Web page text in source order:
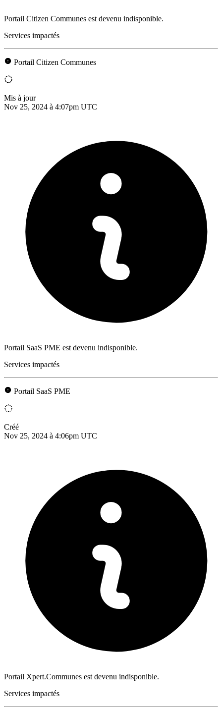
Portail Citizen Communes est devenu indisponible.
Services impactés
Portail Citizen Communes
Mis à jour
Nov 25, 2024 à 4:07pm UTC
Portail SaaS PME est devenu indisponible.
Services impactés
Portail SaaS PME
Créé
Nov 25, 2024 à 4:06pm UTC
Portail Xpert.Communes est devenu indisponible.
Services impactés